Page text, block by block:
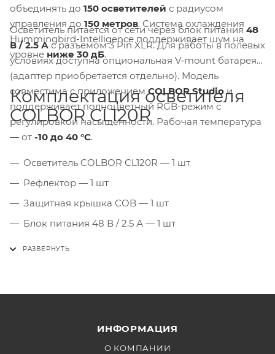
объединять до 150 осветителей с радиусом
управления до 150 метров. Система охлаждения
Hummingbird-Intelligence поддерживает шум на
уровне ниже 30 дБ.
Осветитель питается от сети через блок питания 48
В / 2.5 Ас разъёмом 3 Pin XLR. Для работы в полевых
условиях доступна опциональная V‑mount батарея
(адаптер приобретается отдельно). Модель
совместима с приложениемCOLBOR Studioи
поддерживает полноцветный RGB-режим с
регулировкой насыщенности. Рабочая температура
— от -10 до 40 °C.
Комплектация осветителя
COLBOR CL120R
Осветитель COLBOR CL120R — 1 шт
Рефлектор — 1 шт
Защитная крышка COB — 1 шт
Блок питания 48 В / 2.5 А — 1 шт
Кабель питания — 1 шт
ИНФОРМАЦИЯ
О КОМПАНИИ